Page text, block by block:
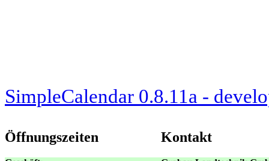
SimpleCalendar 0.8.11a -
Öffnungszeiten Kontakt